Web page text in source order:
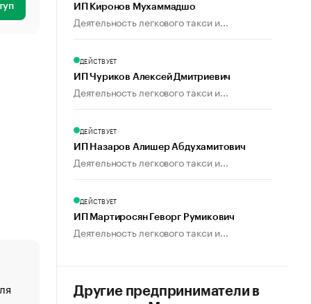
«От спорта тело стареет иначе». Как живет глава
ИП Киронов Мухаммадшо
Деятельность легкового такси и...
ДЕЙСТВУЕТ
ИП Чуриков Алексей Дмитриевич
Деятельность легкового такси и...
ДЕЙСТВУЕТ
ИП Назаров Алишер Абдухамитович
Деятельность легкового такси и...
ДЕЙСТВУЕТ
ИП Мартиросян Геворг Румикович
Деятельность легкового такси и...
Другие предприниматели в